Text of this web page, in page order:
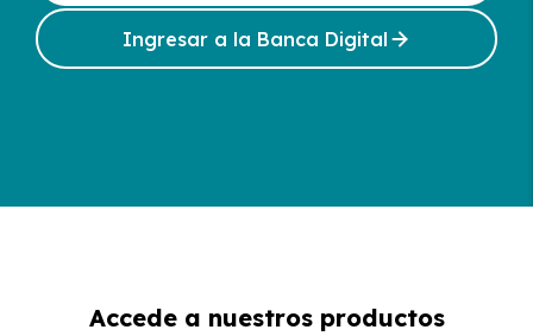
Ingresar a la Banca Digital
Accede a nuestros productos